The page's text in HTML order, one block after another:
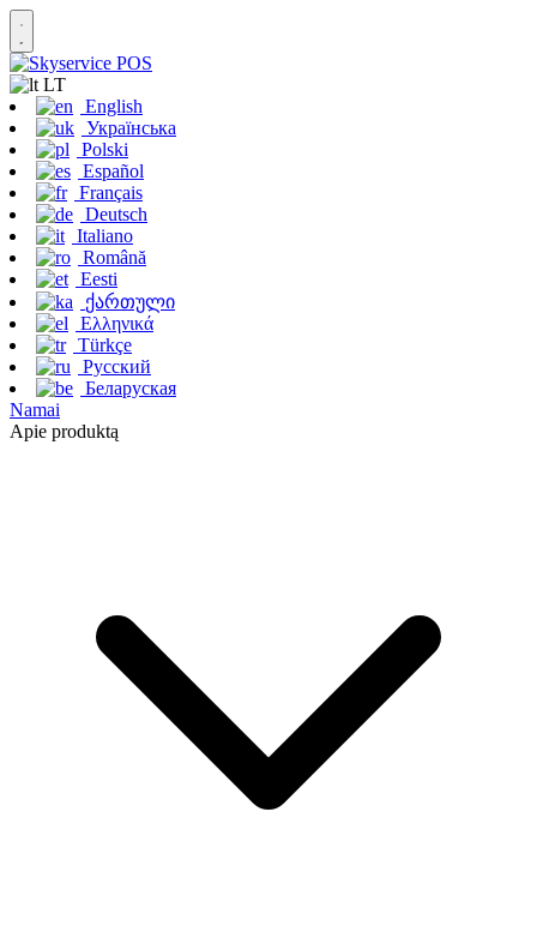
LT
English
Українська
Polski
Español
Français
Deutsch
Italiano
Română
Eesti
ქართული
Ελληνικά
Türkçe
Русский
Беларуская
Namai
Apie produktą